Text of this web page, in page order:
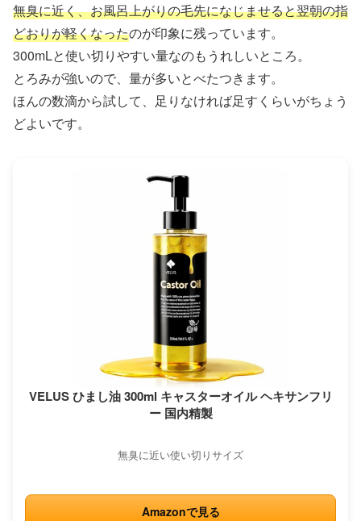
無臭に近く、お風呂上がりの毛先になじませると翌朝の指
どおりが軽くなったのが印象に残っています。
300mLと使い切りやすい量なのもうれしいところ。
とろみが強いので、量が多いとべたつきます。
ほんの数滴から試して、足りなければ足すくらいがちょう
どよいです。
VELUS ひまし油 300ml キャスターオイル ヘキサンフリ
ー 国内精製
無臭に近い使い切りサイズ
Amazonで見る